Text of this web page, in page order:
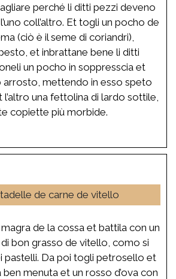
perché li ditti pezzi deveno
coll’altro. Et togli un pocho de
(ciò è il seme di coriandri),
et inbrattane bene li ditti
un pocho in soppresscia et
arrosto, mettendo in esso speto
l’altro una fettolina di lardo sottile,
copiette più morbide.
de carne de vitello
de la cossa et battila con un
bon grasso de vitello, como si
pastelli. Da poi togli petrosello et
menuta et un rosso d’ova con